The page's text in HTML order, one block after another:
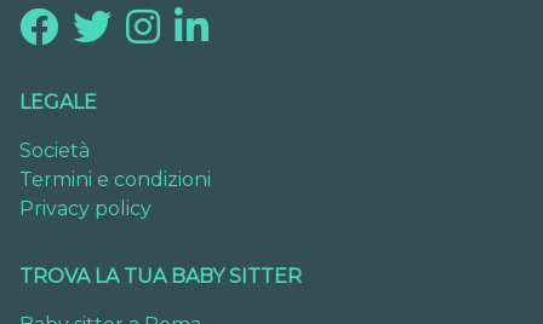
LEGALE
Società
Termini e condizioni
Privacy policy
TROVA LA TUA BABY SITTER